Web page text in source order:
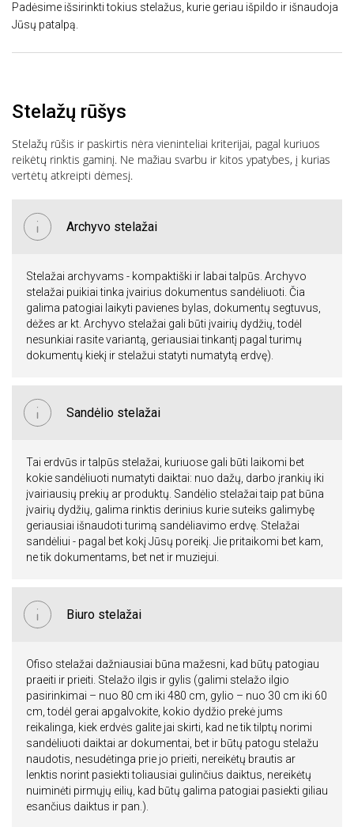
Padėsime išsirinkti tokius stelažus, kurie geriau išpildo ir išnaudoja
Jūsų patalpą.
Stelažų rūšys
Stelažų rūšis ir paskirtis nėra vieninteliai kriterijai, pagal kuriuos
reikėtų rinktis gaminį. Ne mažiau svarbu ir kitos ypatybes, į kurias
vertėtų atkreipti dėmesį.
Archyvo stelažai
Stelažai archyvams - kompaktiški ir labai talpūs. Archyvo
stelažai puikiai tinka įvairius dokumentus sandėliuoti. Čia
galima patogiai laikyti pavienes bylas, dokumentų segtuvus,
dėžes ar kt. Archyvo stelažai gali būti įvairių dydžių, todėl
nesunkiai rasite variantą, geriausiai tinkantį pagal turimų
dokumentų kiekį ir stelažui statyti numatytą erdvę).
Sandėlio stelažai
Tai erdvūs ir talpūs stelažai, kuriuose gali būti laikomi bet
kokie sandėliuoti numatyti daiktai: nuo dažų, darbo įrankių iki
įvairiausių prekių ar produktų. Sandėlio stelažai taip pat būna
įvairių dydžių, galima rinktis derinius kurie suteiks galimybę
geriausiai išnaudoti turimą sandėliavimo erdvę. Stelažai
sandėliui - pagal bet kokį Jūsų poreikį. Jie pritaikomi bet kam,
ne tik dokumentams, bet net ir muziejui.
Biuro stelažai
Ofiso stelažai dažniausiai būna mažesni, kad būtų patogiau
praeiti ir prieiti. Stelažo ilgis ir gylis (galimi stelažo ilgio
pasirinkimai – nuo 80 cm iki 480 cm, gylio – nuo 30 cm iki 60
cm, todėl gerai apgalvokite, kokio dydžio prekė jums
reikalinga, kiek erdvės galite jai skirti, kad ne tik tilptų norimi
sandėliuoti daiktai ar dokumentai, bet ir būtų patogu stelažu
naudotis, nesudėtinga prie jo prieiti, nereikėtų brautis ar
lenktis norint pasiekti toliausiai gulinčius daiktus, nereikėtų
nuiminėti pirmųjų eilių, kad būtų galima patogiai pasiekti giliau
esančius daiktus ir pan.).